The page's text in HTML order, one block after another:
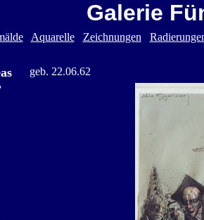
Galerie
Aquarelle Zeichnungen
geb. 22.06.62
Farbstift